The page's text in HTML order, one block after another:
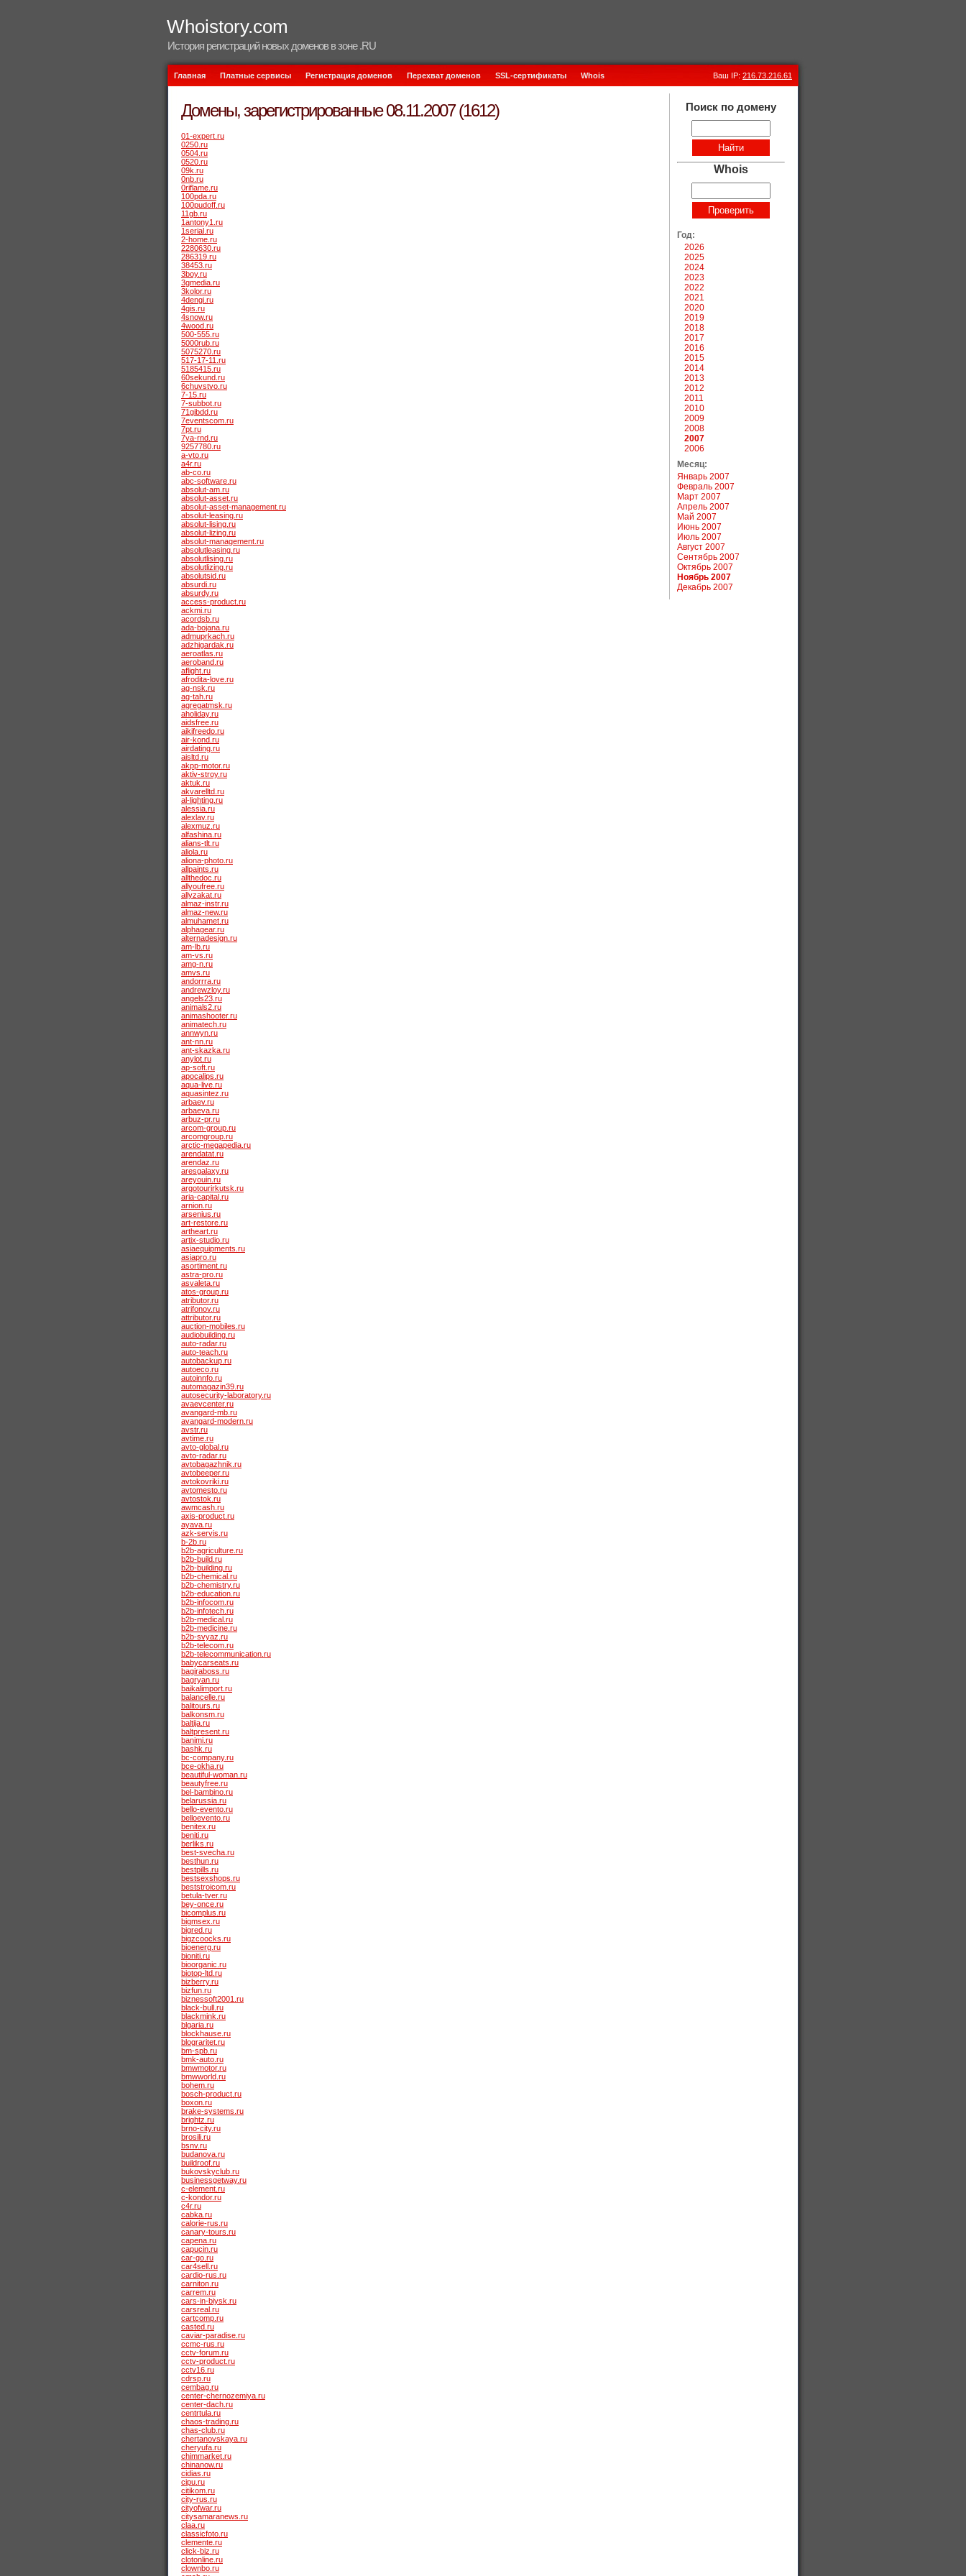
Whoistory.com
История регистраций новых доменов в зоне .RU
Главная Платные сервисы Регистрация доменов Перехват доменов SSL-сертификаты Whois Ваш IP: 216.73.216.61
Домены, зарегистрированные 08.11.2007 (1612)
01-expert.ru
0250.ru
0504.ru
0520.ru
09k.ru
0nb.ru
0riflame.ru
100pda.ru
100pudoff.ru
11gb.ru
1antony1.ru
1serial.ru
2-home.ru
2280630.ru
286319.ru
38453.ru
3boy.ru
3gmedia.ru
3kolor.ru
4dengi.ru
4gis.ru
4snow.ru
4wood.ru
500-555.ru
5000rub.ru
5075270.ru
517-17-11.ru
5185415.ru
60sekund.ru
6chuvstvo.ru
7-15.ru
7-subbot.ru
71gibdd.ru
7eventscom.ru
7pt.ru
7ya-rnd.ru
9257780.ru
a-vto.ru
a4r.ru
ab-co.ru
abc-software.ru
absolut-am.ru
absolut-asset.ru
absolut-asset-management.ru
absolut-leasing.ru
absolut-lising.ru
absolut-lizing.ru
absolut-management.ru
absolutleasing.ru
absolutlising.ru
absolutlizing.ru
absolutsid.ru
absurdi.ru
absurdy.ru
access-product.ru
ackmi.ru
acordsb.ru
ada-bojana.ru
admuprkach.ru
adzhigardak.ru
aeroatlas.ru
aeroband.ru
aflight.ru
afrodita-love.ru
ag-nsk.ru
ag-tah.ru
agregatmsk.ru
aholiday.ru
aidsfree.ru
aikifreedo.ru
air-kond.ru
airdating.ru
aisltd.ru
akpp-motor.ru
aktiv-stroy.ru
aktuk.ru
akvarelltd.ru
al-lighting.ru
alessia.ru
alexlav.ru
alexmuz.ru
alfashina.ru
alians-tlt.ru
aliola.ru
aliona-photo.ru
allpaints.ru
allthedoc.ru
allyoufree.ru
allyzakat.ru
almaz-instr.ru
almaz-new.ru
almuhamet.ru
alphagear.ru
alternadesign.ru
am-lb.ru
am-vs.ru
amg-n.ru
amvs.ru
andorrra.ru
andrewzloy.ru
angels23.ru
animals2.ru
animashooter.ru
animatech.ru
annwyn.ru
ant-nn.ru
ant-skazka.ru
anylot.ru
ap-soft.ru
apocalips.ru
aqua-live.ru
aquasintez.ru
arbaev.ru
arbaeva.ru
arbuz-pr.ru
arcom-group.ru
arcomgroup.ru
arctic-megapedia.ru
arendatat.ru
arendaz.ru
aresgalaxy.ru
areyouin.ru
argotourirkutsk.ru
aria-capital.ru
arnion.ru
arsenius.ru
art-restore.ru
artheart.ru
artix-studio.ru
asiaequipments.ru
asiapro.ru
asortiment.ru
astra-pro.ru
asvaleta.ru
atos-group.ru
atributor.ru
atrifonov.ru
attributor.ru
auction-mobiles.ru
audiobuilding.ru
auto-radar.ru
auto-teach.ru
autobackup.ru
autoeco.ru
autoinnfo.ru
automagazin39.ru
autosecurity-laboratory.ru
avaevcenter.ru
avangard-mb.ru
avangard-modern.ru
avstr.ru
avtime.ru
avto-global.ru
avto-radar.ru
avtobagazhnik.ru
avtobeeper.ru
avtokovriki.ru
avtomesto.ru
avtostok.ru
awmcash.ru
axis-product.ru
ayava.ru
azk-servis.ru
b-2b.ru
b2b-agriculture.ru
b2b-build.ru
b2b-building.ru
b2b-chemical.ru
b2b-chemistry.ru
b2b-education.ru
b2b-infocom.ru
b2b-infotech.ru
b2b-medical.ru
b2b-medicine.ru
b2b-svyaz.ru
b2b-telecom.ru
b2b-telecommunication.ru
babycarseats.ru
bagiraboss.ru
bagryan.ru
baikalimport.ru
balancelle.ru
balitours.ru
balkonsm.ru
baltija.ru
baltpresent.ru
banimi.ru
bashk.ru
bc-company.ru
bce-okha.ru
beautiful-woman.ru
beautyfree.ru
bel-bambino.ru
belarussia.ru
bello-evento.ru
belloevento.ru
benitex.ru
beniti.ru
berliks.ru
best-svecha.ru
besthun.ru
bestpills.ru
bestsexshops.ru
beststroicom.ru
betula-tver.ru
bey-once.ru
bicomplus.ru
bigmsex.ru
bigred.ru
bigzcoocks.ru
bioenerg.ru
bioniti.ru
bioorganic.ru
biotop-ltd.ru
bizberry.ru
bizfun.ru
biznessoft2001.ru
black-bull.ru
blackmink.ru
blgaria.ru
blockhause.ru
blograritet.ru
bm-spb.ru
bmk-auto.ru
bmwmotor.ru
bmwworld.ru
bohem.ru
bosch-product.ru
boxon.ru
brake-systems.ru
brightz.ru
brno-city.ru
brosili.ru
bsnv.ru
budanova.ru
buildroof.ru
bukovskyclub.ru
businessgetway.ru
c-element.ru
c-kondor.ru
c4r.ru
cabka.ru
calorie-rus.ru
canary-tours.ru
capena.ru
capucin.ru
car-go.ru
car4sell.ru
cardio-rus.ru
carniton.ru
carrem.ru
cars-in-biysk.ru
carsreal.ru
cartcomp.ru
casted.ru
caviar-paradise.ru
ccmc-rus.ru
cctv-forum.ru
cctv-product.ru
cctv16.ru
cdrsp.ru
cembag.ru
center-chernozemiya.ru
center-dach.ru
centrtula.ru
chaos-trading.ru
chas-club.ru
chertanovskaya.ru
cheryufa.ru
chimmarket.ru
chinanow.ru
cidias.ru
cipu.ru
citikom.ru
city-rus.ru
cityofwar.ru
citysamaranews.ru
claa.ru
classicfoto.ru
clemente.ru
click-biz.ru
clotonline.ru
clownbo.ru
Поиск по домену
Whois
Год:
2026
2025
2024
2023
2022
2021
2020
2019
2018
2017
2016
2015
2014
2013
2012
2011
2010
2009
2008
2007
2006
Месяц:
Январь 2007
Февраль 2007
Март 2007
Апрель 2007
Май 2007
Июнь 2007
Июль 2007
Август 2007
Сентябрь 2007
Октябрь 2007
Ноябрь 2007
Декабрь 2007